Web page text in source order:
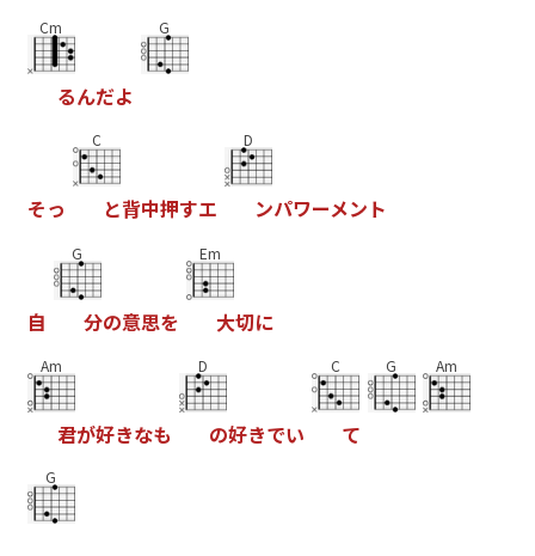
Cm
るんだよ
G
そっ
C
と背中押すエ
D
ンパワーメン ト
自
G
分の意思を
Em
大切に
Am
君が好きなも
D
の好きでい
C
て
G Am
G